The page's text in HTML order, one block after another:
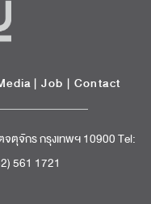
|Job | Contact
ตุจักร กรุงเทพฯ 10900 Tel:
561 1721